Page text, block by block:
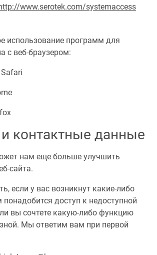
www.serotek.com/systemaccesslink
использование программ для
с веб-браузером:
контактные данные
нам еще больше улучшить
сайта.
если у вас возникнут какие-либо
доступ к недоступной
вы сочтете какую-либо функцию
Мы ответим вам при первой